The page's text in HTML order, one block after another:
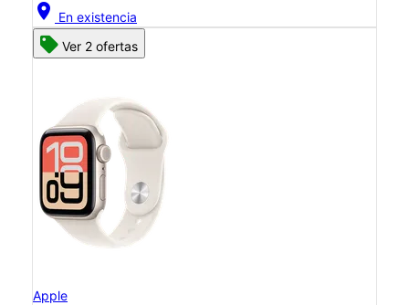
location_on En existencia
Ver 2 ofertas
Apple